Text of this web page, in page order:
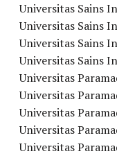
Universitas Sains
Universitas Sains
Universitas Sains
Universitas Sains
Universitas
Universitas
Universitas
Universitas
Universitas